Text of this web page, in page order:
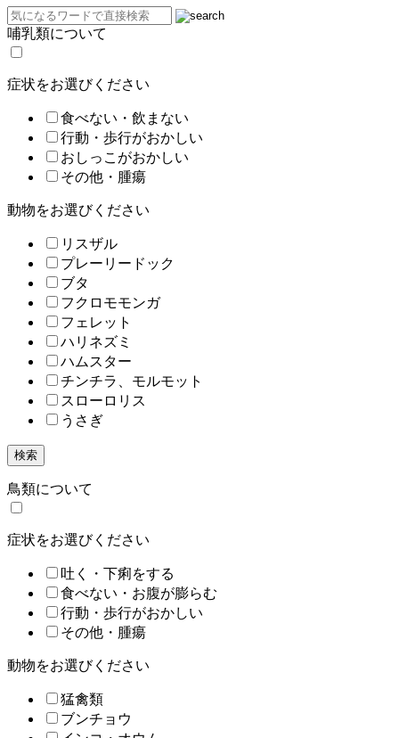
哺乳類について
症状をお選びください
食べない・飲まない
行動・歩行がおかしい
おしっこがおかしい
その他・腫瘍
動物をお選びください
リスザル
プレーリードック
ブタ
フクロモモンガ
フェレット
ハリネズミ
ハムスター
チンチラ、モルモット
スローロリス
うさぎ
検索
鳥類について
症状をお選びください
吐く・下痢をする
食べない・お腹が膨らむ
行動・歩行がおかしい
その他・腫瘍
動物をお選びください
猛禽類
ブンチョウ